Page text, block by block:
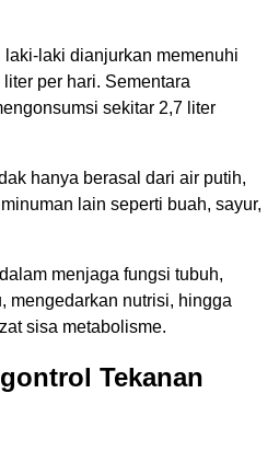
laki dianjurkan memenuhi
per hari. Sementara
sekitar 2,7 liter
hanya berasal dari air putih,
lain seperti buah, sayur,
menjaga fungsi tubuh,
mengedarkan nutrisi, hingga
sisa metabolisme.
Tekanan